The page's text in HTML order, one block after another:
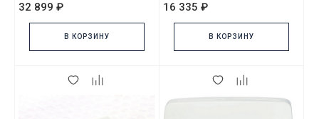
32 899 ₽
В КОРЗИНУ
16 335 ₽
В КОРЗИНУ